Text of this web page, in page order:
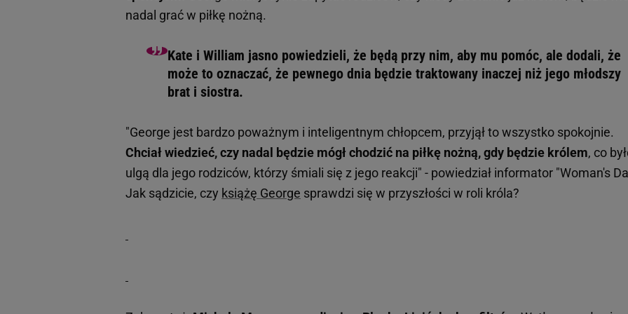
nadal grać w piłkę nożną.
Kate i William jasno powiedzieli, że będą przy nim, aby mu pomóc, ale dodali, że
może to oznaczać, że pewnego dnia będzie traktowany inaczej niż jego młodszy
brat i siostra.
"George jest bardzo poważnym i inteligentnym chłopcem, przyjął to wszystko spokojnie.
Chciał wiedzieć, czy nadal będzie mógł chodzić na piłkę nożną, gdy będzie królem, co
ulgą dla jego rodziców, którzy śmiali się z jego reakcji" - powiedział informator "Woman's
Jak sądzicie, czy książę George sprawdzi się w przyszłości w roli króla?